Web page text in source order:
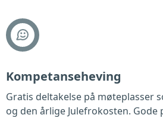
Kompetanseheving
Gratis deltakelse på møteplasser
og den årlige Julefrokosten. Gode